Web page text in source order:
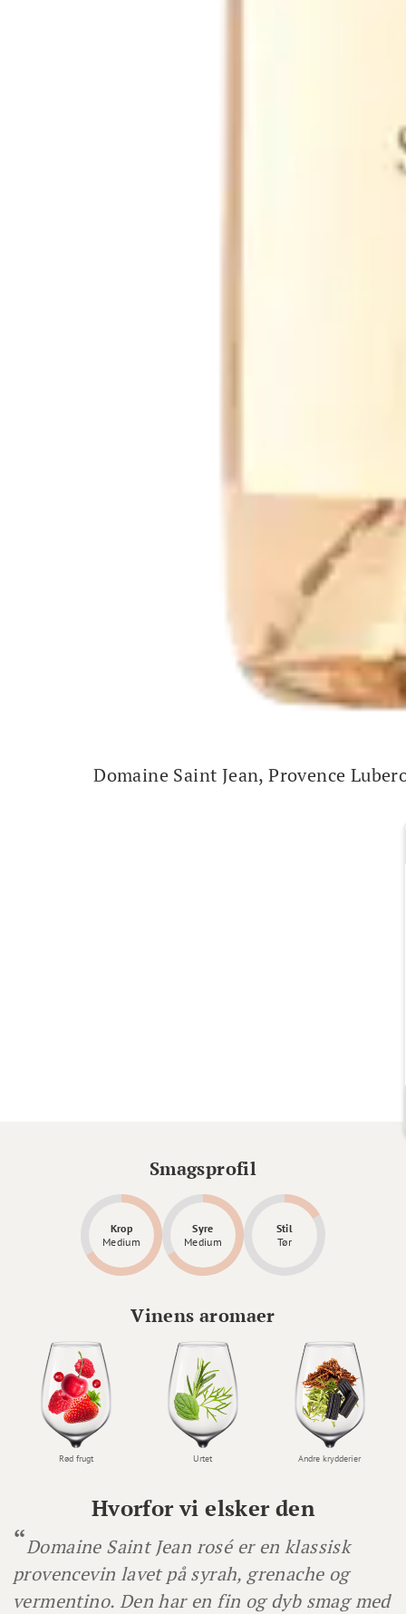
Domaine Saint Jean, Provence
Hvorfor vi elsker den
Domaine Saint Jean rosé er en klassisk
provencevin lavet på syrah, grenache og
vermentino. Den har en fin og dyb smag med
Smagsprofil
Krop
Medium
Syre
Medium
Stil
Tør
Vinens aromaer
Rød frugt Urtet Andre krydderier